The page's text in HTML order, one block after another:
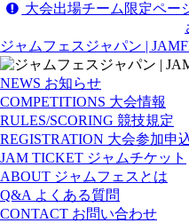
大会出場チーム限定ペー
ジャムフェスジャパン |
NEWS お知らせ
COMPETITIONS 大会情報
RULES/SCORING 競技規定
REGISTRATION 大会参加申
JAM TICKET ジャムチケット
ABOUT ジャムフェスとは
Q&A よくある質問
CONTACT お問い合わせ